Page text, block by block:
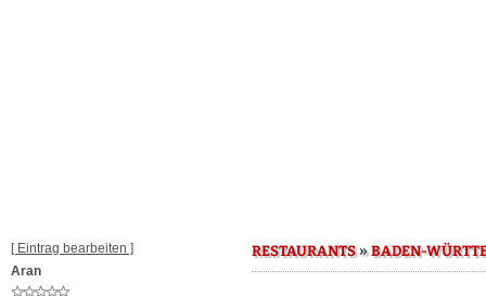
[ Eintrag bearbeiten ]
Aran
RESTAURANTS»BADEN-